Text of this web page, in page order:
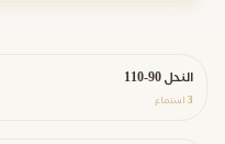
النحل 90-110
3 استماع